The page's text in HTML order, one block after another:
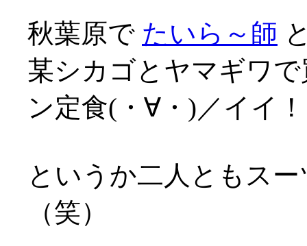
秋葉原で たいら～師
某シカゴとヤマギワ
ン定食(・∀・)／イイ
というか二人ともス
（笑）